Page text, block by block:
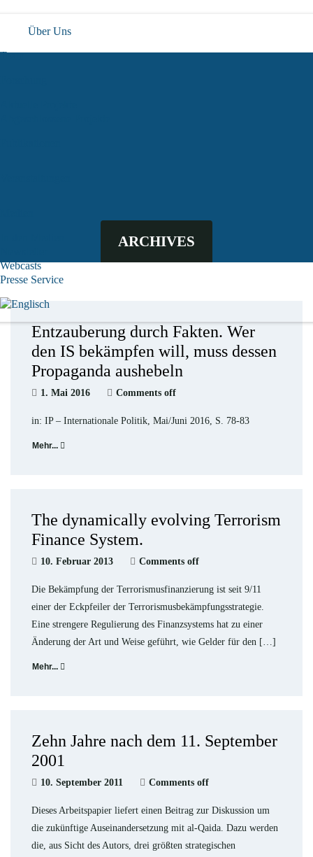
Über Uns
Team
Webcasts
Presse Service
ARCHIVES
Entzauberung durch Fakten. Wer
den IS bekämpfen will, muss dessen
Propaganda aushebeln
1. Mai 2016 Comments off
in: IP – Internationale Politik, Mai/Juni 2016, S. 78-83
Mehr...
The dynamically evolving Terrorism
Finance System.
10. Februar 2013 Comments off
Die Bekämpfung der Terrorismusfinanzierung ist seit 9/11
einer der Eckpfeiler der Terrorismusbekämpfungsstrategie.
Eine strengere Regulierung des Finanzsystems hat zu einer
Änderung der Art und Weise geführt, wie Gelder für den […]
Mehr...
Zehn Jahre nach dem 11. September
2001
10. September 2011 Comments off
Dieses Arbeitspapier liefert einen Beitrag zur Diskussion um
die zukünftige Auseinandersetzung mit al-Qaida. Dazu werden
die, aus Sicht des Autors, drei größten strategischen